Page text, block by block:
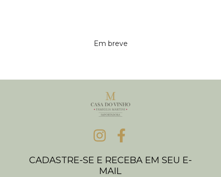
Em breve
CADASTRE-SE E RECEBA EM SEU E-
MAIL